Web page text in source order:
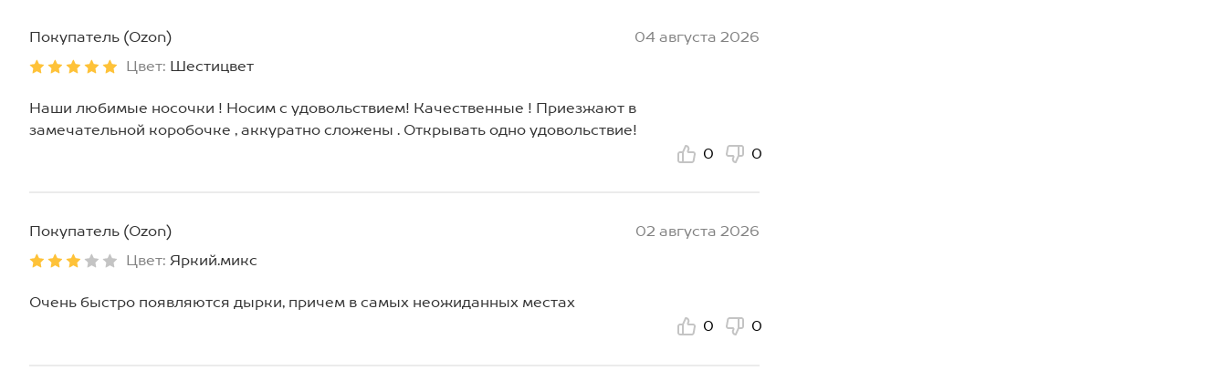
Покупатель (Ozon)
04 августа 2026
Цвет: Шестицвет
Наши любимые носочки ! Носим с удовольствием! Качественные ! Приезжают в
замечательной коробочке , аккуратно сложены . Открывать одно удовольствие!
0
0
Покупатель (Ozon)
02 августа 2026
Цвет: Яркий.микс
Очень быстро появляются дырки, причем в самых неожиданных местах
0
0